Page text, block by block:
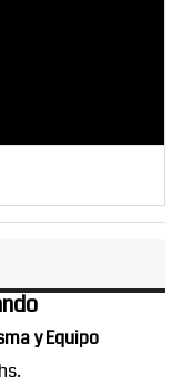
y Equipo